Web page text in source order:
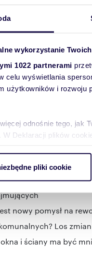
wykorzystanie
1022 partnerami
celu wyświetlania
użytkowników i rozwoju
odnośnie tego, jak
. W Deklaracji plików
witrynie. Informacje o
analitycznym. Partnerzy
korzystania z ich
pliki cookie
Zostaw swój
preferencji.
Powiadom o
mieszkania
nowy pomysł na
Los zmian
i ściany ma być